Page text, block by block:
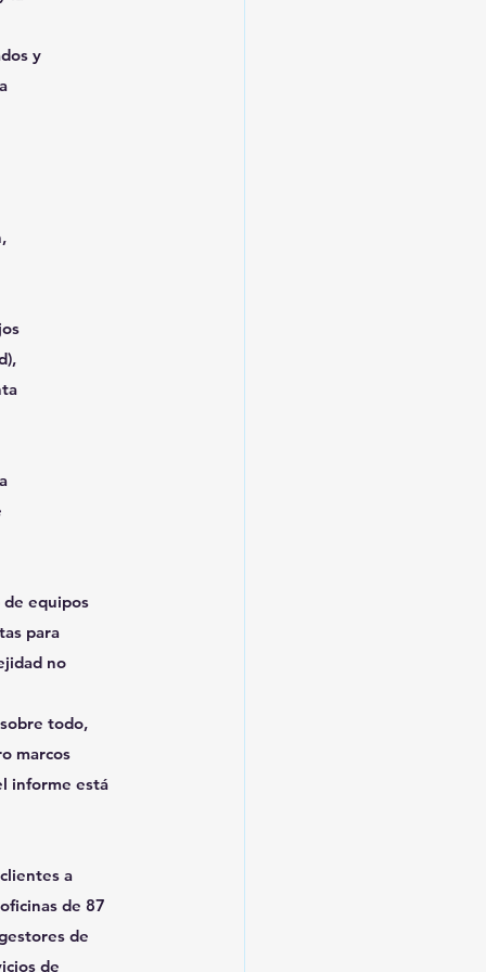
y
de equipos
para
no
todo,
marcos
informe está
a
de 87
de
de